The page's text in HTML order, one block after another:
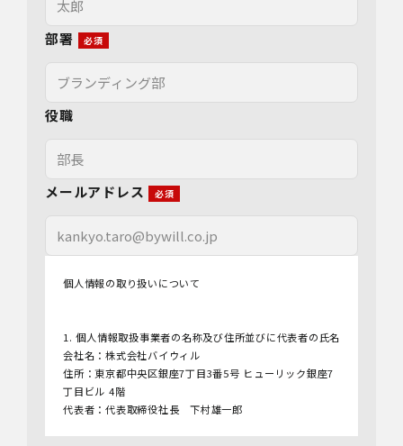
部署
役職
メールアドレス
個人情報の取り扱いについて
1. 個人情報取扱事業者の名称及び住所並びに代表者の氏名
会社名：株式会社バイウィル
住所：東京都中央区銀座7丁目3番5号 ヒューリック銀座7
丁目ビル 4階
代表者：代表取締役社長 下村雄一郎